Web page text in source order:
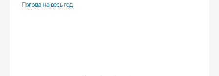
Погода на весь год